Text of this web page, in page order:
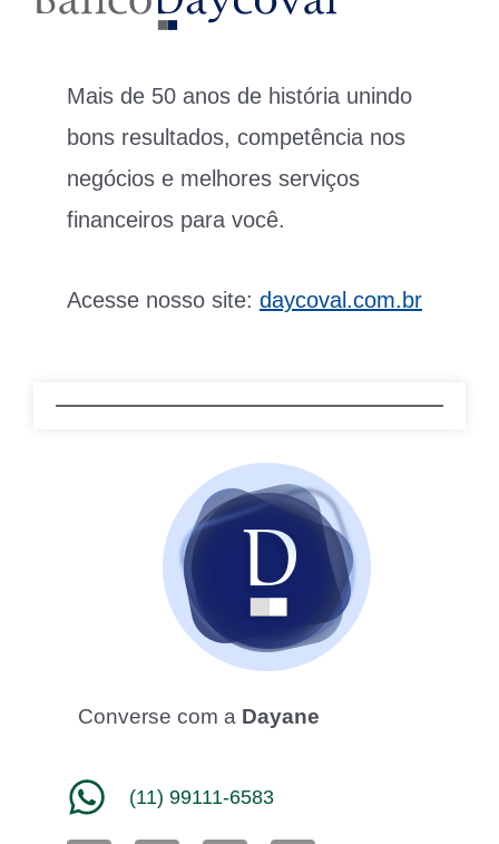
Mais de 50 anos de história unindo
bons resultados, competência nos
negócios e melhores serviços
financeiros para você.
Acesse nosso site: daycoval.com.br
Converse com a Dayane
(11) 99111-6583